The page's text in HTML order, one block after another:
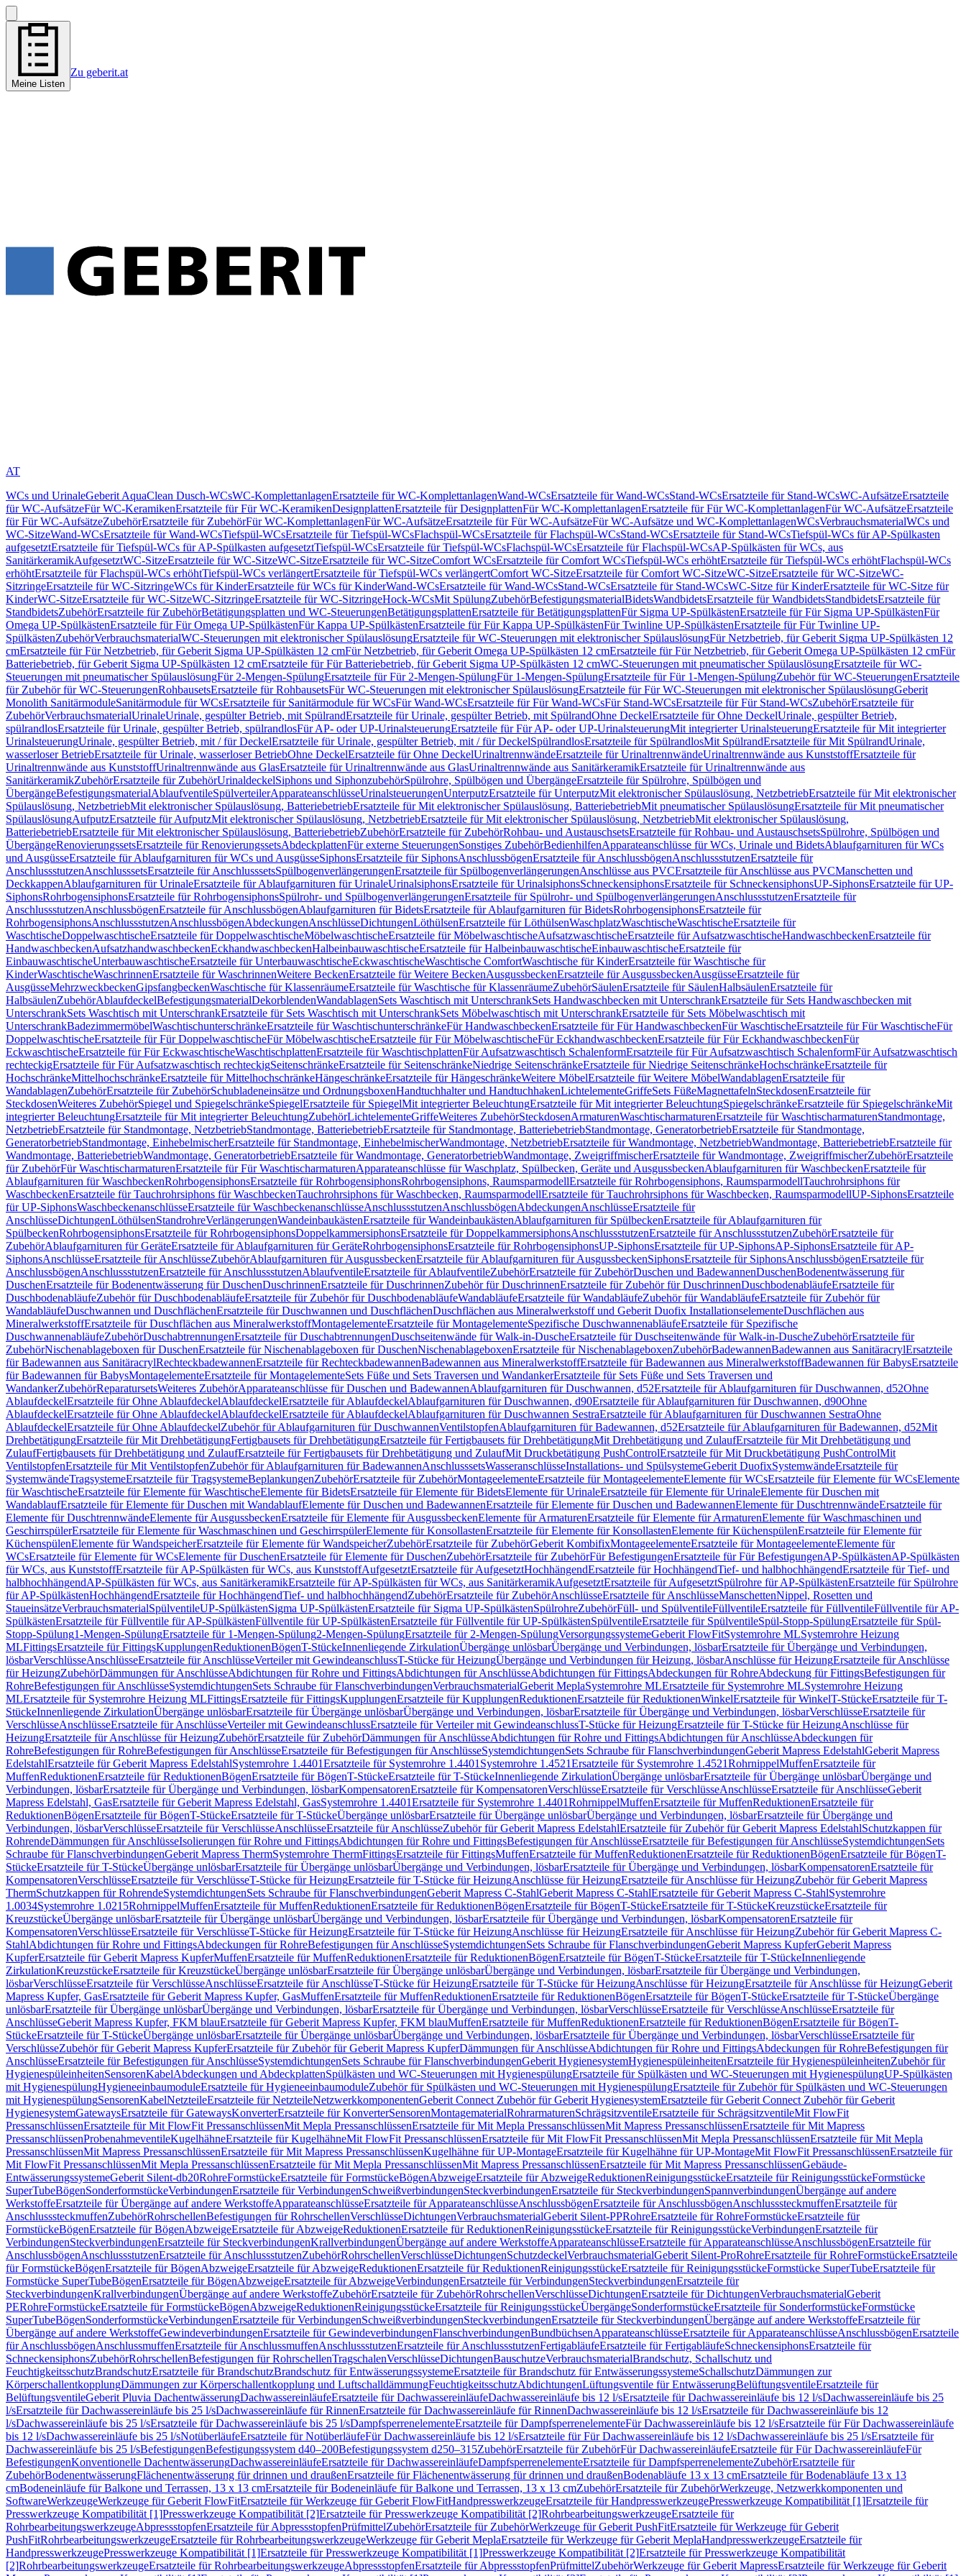
Meine Listen
Zu geberit.at
AT
WCs und UrinaleGeberit AquaClean Dusch-WCsWC-KomplettanlagenErsatzteile für WC-KomplettanlagenWand-WCsErsatzteile für Wand-WCsStand-WCsErsatzteile für Stand-WCsWC-AufsätzeErsatzteile
für WC-AufsätzeFür WC-KeramikenErsatzteile für Für WC-KeramikenDesignplattenErsatzteile für DesignplattenFür WC-KomplettanlagenErsatzteile für Für WC-KomplettanlagenFür WC-AufsätzeErsatzteile
für Für WC-AufsätzeZubehörErsatzteile für ZubehörFür WC-KomplettanlagenFür WC-AufsätzeErsatzteile für Für WC-AufsätzeFür WC-Aufsätze und WC-KomplettanlagenWCsVerbrauchsmaterialWCs und
WC-SitzeWand-WCsErsatzteile für Wand-WCsTiefspül-WCsErsatzteile für Tiefspül-WCsFlachspül-WCsErsatzteile für Flachspül-WCsStand-WCsErsatzteile für Stand-WCsTiefspül-WCs für AP-Spülkasten
aufgesetztErsatzteile für Tiefspül-WCs für AP-Spülkasten aufgesetztTiefspül-WCsErsatzteile für Tiefspül-WCsFlachspül-WCsErsatzteile für Flachspül-WCsAP-Spülkästen für WCs, aus
SanitärkeramikAufgesetztWC-SitzeErsatzteile für WC-SitzeWC-SitzeErsatzteile für WC-SitzeComfort WCsErsatzteile für Comfort WCsTiefspül-WCs erhöhtErsatzteile für Tiefspül-WCs erhöhtFlachspül-WCs
erhöhtErsatzteile für Flachspül-WCs erhöhtTiefspül-WCs verlängertErsatzteile für Tiefspül-WCs verlängertComfort WC-SitzeErsatzteile für Comfort WC-SitzeWC-SitzeErsatzteile für WC-SitzeWC-
SitzringeErsatzteile für WC-SitzringeWCs für KinderErsatzteile für WCs für KinderWand-WCsErsatzteile für Wand-WCsStand-WCsErsatzteile für Stand-WCsWC-Sitze für KinderErsatzteile für WC-Sitze für
KinderWC-SitzeErsatzteile für WC-SitzeWC-SitzringeErsatzteile für WC-SitzringeHock-WCsMit SpülungZubehörBefestigungsmaterialBidetsWandbidetsErsatzteile für WandbidetsStandbidetsErsatzteile für
StandbidetsZubehörErsatzteile für ZubehörBetätigungsplatten und WC-SteuerungenBetätigungsplattenErsatzteile für BetätigungsplattenFür Sigma UP-SpülkästenErsatzteile für Für Sigma UP-SpülkästenFür
Omega UP-SpülkästenErsatzteile für Für Omega UP-SpülkästenFür Kappa UP-SpülkästenErsatzteile für Für Kappa UP-SpülkästenFür Twinline UP-SpülkästenErsatzteile für Für Twinline UP-
SpülkästenZubehörVerbrauchsmaterialWC-Steuerungen mit elektronischer SpülauslösungErsatzteile für WC-Steuerungen mit elektronischer SpülauslösungFür Netzbetrieb, für Geberit Sigma UP-Spülkästen 12
cmErsatzteile für Für Netzbetrieb, für Geberit Sigma UP-Spülkästen 12 cmFür Netzbetrieb, für Geberit Omega UP-Spülkästen 12 cmErsatzteile für Für Netzbetrieb, für Geberit Omega UP-Spülkästen 12 cmFür
Batteriebetrieb, für Geberit Sigma UP-Spülkästen 12 cmErsatzteile für Für Batteriebetrieb, für Geberit Sigma UP-Spülkästen 12 cmWC-Steuerungen mit pneumatischer SpülauslösungErsatzteile für WC-
Steuerungen mit pneumatischer SpülauslösungFür 2-Mengen-SpülungErsatzteile für Für 2-Mengen-SpülungFür 1-Mengen-SpülungErsatzteile für Für 1-Mengen-SpülungZubehör für WC-SteuerungenErsatzteile
für Zubehör für WC-SteuerungenRohbausetsErsatzteile für RohbausetsFür WC-Steuerungen mit elektronischer SpülauslösungErsatzteile für Für WC-Steuerungen mit elektronischer SpülauslösungGeberit
Monolith SanitärmoduleSanitärmodule für WCsErsatzteile für Sanitärmodule für WCsFür Wand-WCsErsatzteile für Für Wand-WCsFür Stand-WCsErsatzteile für Für Stand-WCsZubehörErsatzteile für
ZubehörVerbrauchsmaterialUrinaleUrinale, gespülter Betrieb, mit SpülrandErsatzteile für Urinale, gespülter Betrieb, mit SpülrandOhne DeckelErsatzteile für Ohne DeckelUrinale, gespülter Betrieb,
spülrandlosErsatzteile für Urinale, gespülter Betrieb, spülrandlosFür AP- oder UP-UrinalsteuerungErsatzteile für Für AP- oder UP-UrinalsteuerungMit integrierter UrinalsteuerungErsatzteile für Mit integrierter
UrinalsteuerungUrinale, gespülter Betrieb, mit / für DeckelErsatzteile für Urinale, gespülter Betrieb, mit / für DeckelSpülrandlosErsatzteile für SpülrandlosMit SpülrandErsatzteile für Mit SpülrandUrinale,
wasserloser BetriebErsatzteile für Urinale, wasserloser BetriebOhne DeckelErsatzteile für Ohne DeckelUrinaltrennwändeErsatzteile für UrinaltrennwändeUrinaltrennwände aus KunststoffErsatzteile für
Urinaltrennwände aus KunststoffUrinaltrennwände aus GlasErsatzteile für Urinaltrennwände aus GlasUrinaltrennwände aus SanitärkeramikErsatzteile für Urinaltrennwände aus
SanitärkeramikZubehörErsatzteile für ZubehörUrinaldeckelSiphons und SiphonzubehörSpülrohre, Spülbögen und ÜbergängeErsatzteile für Spülrohre, Spülbögen und
ÜbergängeBefestigungsmaterialAblaufventileSpülverteilerApparateanschlüsseUrinalsteuerungenUnterputzErsatzteile für UnterputzMit elektronischer Spülauslösung, NetzbetriebErsatzteile für Mit elektronischer
Spülauslösung, NetzbetriebMit elektronischer Spülauslösung, BatteriebetriebErsatzteile für Mit elektronischer Spülauslösung, BatteriebetriebMit pneumatischer SpülauslösungErsatzteile für Mit pneumatischer
SpülauslösungAufputzErsatzteile für AufputzMit elektronischer Spülauslösung, NetzbetriebErsatzteile für Mit elektronischer Spülauslösung, NetzbetriebMit elektronischer Spülauslösung,
BatteriebetriebErsatzteile für Mit elektronischer Spülauslösung, BatteriebetriebZubehörErsatzteile für ZubehörRohbau- und AustauschsetsErsatzteile für Rohbau- und AustauschsetsSpülrohre, Spülbögen und
ÜbergängeRenovierungssetsErsatzteile für RenovierungssetsAbdeckplattenFür externe SteuerungenSonstiges ZubehörBedienhilfenApparateanschlüsse für WCs, Urinale und BidetsAblaufgarnituren für WCs
und AusgüsseErsatzteile für Ablaufgarnituren für WCs und AusgüsseSiphonsErsatzteile für SiphonsAnschlussbögenErsatzteile für AnschlussbögenAnschlussstutzenErsatzteile für
AnschlussstutzenAnschlusssetsErsatzteile für AnschlusssetsSpülbogenverlängerungenErsatzteile für SpülbogenverlängerungenAnschlüsse aus PVCErsatzteile für Anschlüsse aus PVCManschetten und
DeckkappenAblaufgarnituren für UrinaleErsatzteile für Ablaufgarnituren für UrinaleUrinalsiphonsErsatzteile für UrinalsiphonsSchneckensiphonsErsatzteile für SchneckensiphonsUP-SiphonsErsatzteile für UP-
SiphonsRohrbogensiphonsErsatzteile für RohrbogensiphonsSpülrohr- und SpülbogenverlängerungenErsatzteile für Spülrohr- und SpülbogenverlängerungenAnschlussstutzenErsatzteile für
AnschlussstutzenAnschlussbögenErsatzteile für AnschlussbögenAblaufgarnituren für BidetsErsatzteile für Ablaufgarnituren für BidetsRohrbogensiphonsErsatzteile für
RohrbogensiphonsAnschlussstutzenAnschlussbögenAbdeckungenAnschlüsseDichtungenLöthülsenErsatzteile für LöthülsenWaschplatzWaschtischeWaschtischeErsatzteile für
WaschtischeDoppelwaschtischeErsatzteile für DoppelwaschtischeMöbelwaschtischeErsatzteile für MöbelwaschtischeAufsatzwaschtischeErsatzteile für AufsatzwaschtischeHandwaschbeckenErsatzteile für
HandwaschbeckenAufsatzhandwaschbeckenEckhandwaschbeckenHalbeinbauwaschtischeErsatzteile für HalbeinbauwaschtischeEinbauwaschtischeErsatzteile für
EinbauwaschtischeUnterbauwaschtischeErsatzteile für UnterbauwaschtischeEckwaschtischeWaschtische ComfortWaschtische für KinderErsatzteile für Waschtische für
KinderWaschtischeWaschrinnenErsatzteile für WaschrinnenWeitere BeckenErsatzteile für Weitere BeckenAusgussbeckenErsatzteile für AusgussbeckenAusgüsseErsatzteile für
AusgüsseMehrzweckbeckenGipsfangbeckenWaschtische für KlassenräumeErsatzteile für Waschtische für KlassenräumeZubehörSäulenErsatzteile für SäulenHalbsäulenErsatzteile für
HalbsäulenZubehörAblaufdeckelBefestigungsmaterialDekorblendenWandablagenSets Waschtisch mit UnterschrankSets Handwaschbecken mit UnterschrankErsatzteile für Sets Handwaschbecken mit
UnterschrankSets Waschtisch mit UnterschrankErsatzteile für Sets Waschtisch mit UnterschrankSets Möbelwaschtisch mit UnterschrankErsatzteile für Sets Möbelwaschtisch mit
UnterschrankBadezimmermöbelWaschtischunterschränkeErsatzteile für WaschtischunterschränkeFür HandwaschbeckenErsatzteile für Für HandwaschbeckenFür WaschtischeErsatzteile für Für WaschtischeFür
DoppelwaschtischeErsatzteile für Für DoppelwaschtischeFür MöbelwaschtischeErsatzteile für Für MöbelwaschtischeFür EckhandwaschbeckenErsatzteile für Für EckhandwaschbeckenFür
EckwaschtischeErsatzteile für Für EckwaschtischeWaschtischplattenErsatzteile für WaschtischplattenFür Aufsatzwaschtisch SchalenformErsatzteile für Für Aufsatzwaschtisch SchalenformFür Aufsatzwaschtisch
rechteckigErsatzteile für Für Aufsatzwaschtisch rechteckigSeitenschränkeErsatzteile für SeitenschränkeNiedrige SeitenschränkeErsatzteile für Niedrige SeitenschränkeHochschränkeErsatzteile für
HochschränkeMittelhochschränkeErsatzteile für MittelhochschränkeHängeschränkeErsatzteile für HängeschränkeWeitere MöbelErsatzteile für Weitere MöbelWandablagenErsatzteile für
WandablagenZubehörErsatzteile für ZubehörSchubladeneinsätze und OrdnungsboxenHandtuchhalter und HandtuchhakenLichtelementeGriffeSets FüßeMagnettafelnSteckdosenErsatzteile für
SteckdosenWeiteres ZubehörSpiegel und SpiegelschränkeSpiegelErsatzteile für SpiegelMit integrierter BeleuchtungErsatzteile für Mit integrierter BeleuchtungSpiegelschränkeErsatzteile für SpiegelschränkeMit
integrierter BeleuchtungErsatzteile für Mit integrierter BeleuchtungZubehörLichtelementeGriffeWeiteres ZubehörSteckdosenArmaturenWaschtischarmaturenErsatzteile für WaschtischarmaturenStandmontage,
NetzbetriebErsatzteile für Standmontage, NetzbetriebStandmontage, BatteriebetriebErsatzteile für Standmontage, BatteriebetriebStandmontage, GeneratorbetriebErsatzteile für Standmontage,
GeneratorbetriebStandmontage, EinhebelmischerErsatzteile für Standmontage, EinhebelmischerWandmontage, NetzbetriebErsatzteile für Wandmontage, NetzbetriebWandmontage, BatteriebetriebErsatzteile für
Wandmontage, BatteriebetriebWandmontage, GeneratorbetriebErsatzteile für Wandmontage, GeneratorbetriebWandmontage, ZweigriffmischerErsatzteile für Wandmontage, ZweigriffmischerZubehörErsatzteile
für ZubehörFür WaschtischarmaturenErsatzteile für Für WaschtischarmaturenApparateanschlüsse für Waschplatz, Spülbecken, Geräte und AusgussbeckenAblaufgarnituren für WaschbeckenErsatzteile für
Ablaufgarnituren für WaschbeckenRohrbogensiphonsErsatzteile für RohrbogensiphonsRohrbogensiphons, RaumsparmodellErsatzteile für Rohrbogensiphons, RaumsparmodellTauchrohrsiphons für
WaschbeckenErsatzteile für Tauchrohrsiphons für WaschbeckenTauchrohrsiphons für Waschbecken, RaumsparmodellErsatzteile für Tauchrohrsiphons für Waschbecken, RaumsparmodellUP-SiphonsErsatzteile
für UP-SiphonsWaschbeckenanschlüsseErsatzteile für WaschbeckenanschlüsseAnschlussstutzenAnschlussbögenAbdeckungenAnschlüsseErsatzteile für
AnschlüsseDichtungenLöthülsenStandrohreVerlängerungenWandeinbaukästenErsatzteile für WandeinbaukästenAblaufgarnituren für SpülbeckenErsatzteile für Ablaufgarnituren für
SpülbeckenRohrbogensiphonsErsatzteile für RohrbogensiphonsDoppelkammersiphonsErsatzteile für DoppelkammersiphonsAnschlussstutzenErsatzteile für AnschlussstutzenZubehörErsatzteile für
ZubehörAblaufgarnituren für GeräteErsatzteile für Ablaufgarnituren für GeräteRohrbogensiphonsErsatzteile für RohrbogensiphonsUP-SiphonsErsatzteile für UP-SiphonsAP-SiphonsErsatzteile für AP-
SiphonsAnschlüsseErsatzteile für AnschlüsseZubehörAblaufgarnituren für AusgussbeckenErsatzteile für Ablaufgarnituren für AusgussbeckenSiphonsErsatzteile für SiphonsAnschlussbögenErsatzteile für
AnschlussbögenAnschlussstutzenErsatzteile für AnschlussstutzenAblaufventileErsatzteile für AblaufventileZubehörErsatzteile für ZubehörDuschen und BadewannenDuschenBodenentwässerung für
DuschenErsatzteile für Bodenentwässerung für DuschenDuschrinnenErsatzteile für DuschrinnenZubehör für DuschrinnenErsatzteile für Zubehör für DuschrinnenDuschbodenabläufeErsatzteile für
DuschbodenabläufeZubehör für DuschbodenabläufeErsatzteile für Zubehör für DuschbodenabläufeWandabläufeErsatzteile für WandabläufeZubehör für WandabläufeErsatzteile für Zubehör für
WandabläufeDuschwannen und DuschflächenErsatzteile für Duschwannen und DuschflächenDuschflächen aus Mineralwerkstoff und Geberit Duofix InstallationselementeDuschflächen aus
MineralwerkstoffErsatzteile für Duschflächen aus MineralwerkstoffMontagelementeErsatzteile für MontagelementeSpezifische DuschwannenabläufeErsatzteile für Spezifische
DuschwannenabläufeZubehörDuschabtrennungenErsatzteile für DuschabtrennungenDuschseitenwände für Walk-in-DuscheErsatzteile für Duschseitenwände für Walk-in-DuscheZubehörErsatzteile für
ZubehörNischenablageboxen für DuschenErsatzteile für Nischenablageboxen für DuschenNischenablageboxenErsatzteile für NischenablageboxenZubehörBadewannenBadewannen aus SanitäracrylErsatzteile
für Badewannen aus SanitäracrylRechteckbadewannenErsatzteile für RechteckbadewannenBadewannen aus MineralwerkstoffErsatzteile für Badewannen aus MineralwerkstoffBadewannen für BabysErsatzteile
für Badewannen für BabysMontagelementeErsatzteile für MontagelementeSets Füße und Sets Traversen und WandankerErsatzteile für Sets Füße und Sets Traversen und
WandankerZubehörReparatursetsWeiteres ZubehörApparateanschlüsse für Duschen und BadewannenAblaufgarnituren für Duschwannen, d52Ersatzteile für Ablaufgarnituren für Duschwannen, d52Ohne
AblaufdeckelErsatzteile für Ohne AblaufdeckelAblaufdeckelErsatzteile für AblaufdeckelAblaufgarnituren für Duschwannen, d90Ersatzteile für Ablaufgarnituren für Duschwannen, d90Ohne
AblaufdeckelErsatzteile für Ohne AblaufdeckelAblaufdeckelErsatzteile für AblaufdeckelAblaufgarnituren für Duschwannen SestraErsatzteile für Ablaufgarnituren für Duschwannen SestraOhne
AblaufdeckelErsatzteile für Ohne AblaufdeckelZubehör für Ablaufgarnituren für DuschwannenVentilstopfenAblaufgarnituren für Badewannen, d52Ersatzteile für Ablaufgarnituren für Badewannen, d52Mit
DrehbetätigungErsatzteile für Mit DrehbetätigungFertigbausets für DrehbetätigungErsatzteile für Fertigbausets für DrehbetätigungMit Drehbetätigung und ZulaufErsatzteile für Mit Drehbetätigung und
ZulaufFertigbausets für Drehbetätigung und ZulaufErsatzteile für Fertigbausets für Drehbetätigung und ZulaufMit Druckbetätigung PushControlErsatzteile für Mit Druckbetätigung PushControlMit
VentilstopfenErsatzteile für Mit VentilstopfenZubehör für Ablaufgarnituren für BadewannenAnschlusssetsWasseranschlüsseInstallations- und SpülsystemeGeberit DuofixSystemwändeErsatzteile für
SystemwändeTragsystemeErsatzteile für TragsystemeBeplankungenZubehörErsatzteile für ZubehörMontageelementeErsatzteile für MontageelementeElemente für WCsErsatzteile für Elemente für WCsElemente
für WaschtischeErsatzteile für Elemente für WaschtischeElemente für BidetsErsatzteile für Elemente für BidetsElemente für UrinaleErsatzteile für Elemente für UrinaleElemente für Duschen mit
WandablaufErsatzteile für Elemente für Duschen mit WandablaufElemente für Duschen und BadewannenErsatzteile für Elemente für Duschen und BadewannenElemente für DuschtrennwändeErsatzteile für
Elemente für DuschtrennwändeElemente für AusgussbeckenErsatzteile für Elemente für AusgussbeckenElemente für ArmaturenErsatzteile für Elemente für ArmaturenElemente für Waschmaschinen und
GeschirrspülerErsatzteile für Elemente für Waschmaschinen und GeschirrspülerElemente für KonsollastenErsatzteile für Elemente für KonsollastenElemente für KüchenspülenErsatzteile für Elemente für
KüchenspülenElemente für WandspeicherErsatzteile für Elemente für WandspeicherZubehörErsatzteile für ZubehörGeberit KombifixMontageelementeErsatzteile für MontageelementeElemente für
WCsErsatzteile für Elemente für WCsElemente für DuschenErsatzteile für Elemente für DuschenZubehörErsatzteile für ZubehörFür BefestigungenErsatzteile für Für BefestigungenAP-SpülkästenAP-Spülkästen
für WCs, aus KunststoffErsatzteile für AP-Spülkästen für WCs, aus KunststoffAufgesetztErsatzteile für AufgesetztHochhängendErsatzteile für HochhängendTief- und halbhochhängendErsatzteile für Tief- und
halbhochhängendAP-Spülkästen für WCs, aus SanitärkeramikErsatzteile für AP-Spülkästen für WCs, aus SanitärkeramikAufgesetztErsatzteile für AufgesetztSpülrohre für AP-SpülkästenErsatzteile für Spülrohre
für AP-SpülkästenHochhängendErsatzteile für HochhängendTief- und halbhochhängendZubehörErsatzteile für ZubehörAnschlüsseErsatzteile für AnschlüsseManschettenNippel, Rosetten und
StaueinsätzeVerbrauchsmaterialSpülventileUP-SpülkästenSigma UP-SpülkästenErsatzteile für Sigma UP-SpülkästenSpülrohreZubehörFüll- und SpülventileFüllventileErsatzteile für FüllventileFüllventile für AP-
SpülkästenErsatzteile für Füllventile für AP-SpülkästenFüllventile für UP-SpülkästenErsatzteile für Füllventile für UP-SpülkästenSpülventileErsatzteile für SpülventileSpül-Stopp-SpülungErsatzteile für Spül-
Stopp-Spülung1-Mengen-SpülungErsatzteile für 1-Mengen-Spülung2-Mengen-SpülungErsatzteile für 2-Mengen-SpülungVersorgungssystemeGeberit FlowFitSystemrohre MLSystemrohre Heizung
MLFittingsErsatzteile für FittingsKupplungenReduktionenBögenT-StückeInnenliegende ZirkulationÜbergänge unlösbarÜbergänge und Verbindungen, lösbarErsatzteile für Übergänge und Verbindungen,
lösbarVerschlüsseAnschlüsseErsatzteile für AnschlüsseVerteiler mit GewindeanschlussT-Stücke für HeizungÜbergänge und Verbindungen für Heizung, lösbarAnschlüsse für HeizungErsatzteile für Anschlüsse
für HeizungZubehörDämmungen für AnschlüsseAbdichtungen für Rohre und FittingsAbdichtungen für AnschlüsseAbdichtungen für FittingsAbdeckungen für RohreAbdeckung für FittingsBefestigungen für
RohreBefestigungen für AnschlüsseSystemdichtungenSets Schraube für FlanschverbindungenVerbrauchsmaterialGeberit MeplaSystemrohre MLErsatzteile für Systemrohre MLSystemrohre Heizung
MLErsatzteile für Systemrohre Heizung MLFittingsErsatzteile für FittingsKupplungenErsatzteile für KupplungenReduktionenErsatzteile für ReduktionenWinkelErsatzteile für WinkelT-StückeErsatzteile für T-
StückeInnenliegende ZirkulationÜbergänge unlösbarErsatzteile für Übergänge unlösbarÜbergänge und Verbindungen, lösbarErsatzteile für Übergänge und Verbindungen, lösbarVerschlüsseErsatzteile für
VerschlüsseAnschlüsseErsatzteile für AnschlüsseVerteiler mit GewindeanschlussErsatzteile für Verteiler mit GewindeanschlussT-Stücke für HeizungErsatzteile für T-Stücke für HeizungAnschlüsse für
HeizungErsatzteile für Anschlüsse für HeizungZubehörErsatzteile für ZubehörDämmungen für AnschlüsseAbdichtungen für Rohre und FittingsAbdichtungen für AnschlüsseAbdeckungen für
RohreBefestigungen für RohreBefestigungen für AnschlüsseErsatzteile für Befestigungen für AnschlüsseSystemdichtungenSets Schraube für FlanschverbindungenGeberit Mapress EdelstahlGeberit Mapress
EdelstahlErsatzteile für Geberit Mapress EdelstahlSystemrohre 1.4401Ersatzteile für Systemrohre 1.4401 Systemrohre 1.4521Ersatzteile für Systemrohre 1.4521RohrnippelMuffenErsatzteile für
MuffenReduktionenErsatzteile für ReduktionenBögenErsatzteile für BögenT-StückeErsatzteile für T-StückeInnenliegende ZirkulationÜbergänge unlösbarErsatzteile für Übergänge unlösbarÜbergänge und
Verbindungen, lösbarErsatzteile für Übergänge und Verbindungen, lösbarKompensatorenErsatzteile für KompensatorenVerschlüsseErsatzteile für VerschlüsseAnschlüsseErsatzteile für AnschlüsseGeberit
Mapress Edelstahl, GasErsatzteile für Geberit Mapress Edelstahl, GasSystemrohre 1.4401Ersatzteile für Systemrohre 1.4401RohrnippelMuffenErsatzteile für MuffenReduktionenErsatzteile für
ReduktionenBögenErsatzteile für BögenT-StückeErsatzteile für T-StückeÜbergänge unlösbarErsatzteile für Übergänge unlösbarÜbergänge und Verbindungen, lösbarErsatzteile für Übergänge und
Verbindungen, lösbarVerschlüsseErsatzteile für VerschlüsseAnschlüsseErsatzteile für AnschlüsseZubehör für Geberit Mapress EdelstahlErsatzteile für Zubehör für Geberit Mapress EdelstahlSchutzkappen für
RohrendeDämmungen für AnschlüsseIsolierungen für Rohre und FittingsAbdichtungen für Rohre und FittingsBefestigungen für AnschlüsseErsatzteile für Befestigungen für AnschlüsseSystemdichtungenSets
Schraube für FlanschverbindungenGeberit Mapress ThermSystemrohre ThermFittingsErsatzteile für FittingsMuffenErsatzteile für MuffenReduktionenErsatzteile für ReduktionenBögenErsatzteile für BögenT-
StückeErsatzteile für T-StückeÜbergänge unlösbarErsatzteile für Übergänge unlösbarÜbergänge und Verbindungen, lösbarErsatzteile für Übergänge und Verbindungen, lösbarKompensatorenErsatzteile für
KompensatorenVerschlüsseErsatzteile für VerschlüsseT-Stücke für HeizungErsatzteile für T-Stücke für HeizungAnschlüsse für HeizungErsatzteile für Anschlüsse für HeizungZubehör für Geberit Mapress
ThermSchutzkappen für RohrendeSystemdichtungenSets Schraube für FlanschverbindungenGeberit Mapress C-StahlGeberit Mapress C-StahlErsatzteile für Geberit Mapress C-StahlSystemrohre
1.0034Systemrohre 1.0215RohrnippelMuffenErsatzteile für MuffenReduktionenErsatzteile für ReduktionenBögenErsatzteile für BögenT-StückeErsatzteile für T-StückeKreuzstückeErsatzteile für
KreuzstückeÜbergänge unlösbarErsatzteile für Übergänge unlösbarÜbergänge und Verbindungen, lösbarErsatzteile für Übergänge und Verbindungen, lösbarKompensatorenErsatzteile für
KompensatorenVerschlüsseErsatzteile für VerschlüsseT-Stücke für HeizungErsatzteile für T-Stücke für HeizungAnschlüsse für HeizungErsatzteile für Anschlüsse für HeizungZubehör für Geberit Mapress C-
StahlAbdichtungen für Rohre und FittingsAbdeckungen für RohreBefestigungen für AnschlüsseSystemdichtungenSets Schraube für FlanschverbindungenGeberit Mapress KupferGeberit Mapress
KupferErsatzteile für Geberit Mapress KupferMuffenErsatzteile für MuffenReduktionenErsatzteile für ReduktionenBögenErsatzteile für BögenT-StückeErsatzteile für T-StückeInnenliegende
ZirkulationKreuzstückeErsatzteile für KreuzstückeÜbergänge unlösbarErsatzteile für Übergänge unlösbarÜbergänge und Verbindungen, lösbarErsatzteile für Übergänge und Verbindungen,
lösbarVerschlüsseErsatzteile für VerschlüsseAnschlüsseErsatzteile für AnschlüsseT-Stücke für HeizungErsatzteile für T-Stücke für HeizungAnschlüsse für HeizungErsatzteile für Anschlüsse für HeizungGeberit
Mapress Kupfer, GasErsatzteile für Geberit Mapress Kupfer, GasMuffenErsatzteile für MuffenReduktionenErsatzteile für ReduktionenBögenErsatzteile für BögenT-StückeErsatzteile für T-StückeÜbergänge
unlösbarErsatzteile für Übergänge unlösbarÜbergänge und Verbindungen, lösbarErsatzteile für Übergänge und Verbindungen, lösbarVerschlüsseErsatzteile für VerschlüsseAnschlüsseErsatzteile für
AnschlüsseGeberit Mapress Kupfer, FKM blauErsatzteile für Geberit Mapress Kupfer, FKM blauMuffenErsatzteile für MuffenReduktionenErsatzteile für ReduktionenBögenErsatzteile für BögenT-
StückeErsatzteile für T-StückeÜbergänge unlösbarErsatzteile für Übergänge unlösbarÜbergänge und Verbindungen, lösbarErsatzteile für Übergänge und Verbindungen, lösbarVerschlüsseErsatzteile für
VerschlüsseZubehör für Geberit Mapress KupferErsatzteile für Zubehör für Geberit Mapress KupferDämmungen für AnschlüsseAbdichtungen für Rohre und FittingsAbdeckungen für RohreBefestigungen für
AnschlüsseErsatzteile für Befestigungen für AnschlüsseSystemdichtungenSets Schraube für FlanschverbindungenGeberit HygienesystemHygienespüleinheitenErsatzteile für HygienespüleinheitenZubehör für
HygienespüleinheitenSensorenKabelAbdeckungen und AbdeckplattenSpülkästen und WC-Steuerungen mit HygienespülungErsatzteile für Spülkästen und WC-Steuerungen mit HygienespülungUP-Spülkästen
mit HygienespülungHygieneeinbaumoduleErsatzteile für HygieneeinbaumoduleZubehör für Spülkästen und WC-Steuerungen mit HygienespülungErsatzteile für Zubehör für Spülkästen und WC-Steuerungen
mit HygienespülungSensorenKabelNetzteileErsatzteile für NetzteileNetzwerkkomponentenGeberit Connect Zubehör für Geberit HygienesystemErsatzteile für Geberit Connect Zubehör für Geberit
HygienesystemGatewaysErsatzteile für GatewaysKonverterErsatzteile für KonverterSensorenMontagematerialRohrarmaturenSchrägsitzventileErsatzteile für SchrägsitzventileMit FlowFit
PressanschlüssenErsatzteile für Mit FlowFit PressanschlüssenMit Mepla PressanschlüssenErsatzteile für Mit Mepla PressanschlüssenMit Mapress PressanschlüssenErsatzteile für Mit Mapress
PressanschlüssenProbenahmeventileKugelhähneErsatzteile für KugelhähneMit FlowFit PressanschlüssenErsatzteile für Mit FlowFit PressanschlüssenMit Mepla PressanschlüssenErsatzteile für Mit Mepla
PressanschlüssenMit Mapress PressanschlüssenErsatzteile für Mit Mapress PressanschlüssenKugelhähne für UP-MontageErsatzteile für Kugelhähne für UP-MontageMit FlowFit PressanschlüssenErsatzteile für
Mit FlowFit PressanschlüssenMit Mepla PressanschlüssenErsatzteile für Mit Mepla PressanschlüssenMit Mapress PressanschlüssenErsatzteile für Mit Mapress PressanschlüssenGebäude-
EntwässerungssystemeGeberit Silent-db20RohreFormstückeErsatzteile für FormstückeBögenAbzweigeErsatzteile für AbzweigeReduktionenReinigungsstückeErsatzteile für ReinigungsstückeFormstücke
SuperTubeBögenSonderformstückeVerbindungenErsatzteile für VerbindungenSchweißverbindungenSteckverbindungenErsatzteile für SteckverbindungenSpannverbindungenÜbergänge auf andere
WerkstoffeErsatzteile für Übergänge auf andere WerkstoffeApparateanschlüsseErsatzteile für ApparateanschlüsseAnschlussbögenErsatzteile für AnschlussbögenAnschlusssteckmuffenErsatzteile für
AnschlusssteckmuffenZubehörRohrschellenBefestigungen für RohrschellenVerschlüsseDichtungenVerbrauchsmaterialGeberit Silent-PPRohreErsatzteile für RohreFormstückeErsatzteile für
FormstückeBögenErsatzteile für BögenAbzweigeErsatzteile für AbzweigeReduktionenErsatzteile für ReduktionenReinigungsstückeErsatzteile für ReinigungsstückeVerbindungenErsatzteile für
VerbindungenSteckverbindungenErsatzteile für SteckverbindungenKrallverbindungenÜbergänge auf andere WerkstoffeApparateanschlüsseErsatzteile für ApparateanschlüsseAnschlussbögenErsatzteile für
AnschlussbögenAnschlussstutzenErsatzteile für AnschlussstutzenZubehörRohrschellenVerschlüsseDichtungenSchutzdeckelVerbrauchsmaterialGeberit Silent-ProRohreErsatzteile für RohreFormstückeErsatzteile
für FormstückeBögenErsatzteile für BögenAbzweigeErsatzteile für AbzweigeReduktionenErsatzteile für ReduktionenReinigungsstückeErsatzteile für ReinigungsstückeFormstücke SuperTubeErsatzteile für
Formstücke SuperTubeBögenErsatzteile für BögenAbzweigeErsatzteile für AbzweigeVerbindungenErsatzteile für VerbindungenSteckverbindungenErsatzteile für
SteckverbindungenKrallverbindungenÜbergänge auf andere WerkstoffeZubehörErsatzteile für ZubehörRohrschellenVerschlüsseDichtungenErsatzteile für DichtungenVerbrauchsmaterialGeberit
PERohreFormstückeErsatzteile für FormstückeBögenAbzweigeReduktionenReinigungsstückeErsatzteile für ReinigungsstückeÜbergängeSonderformstückeErsatzteile für SonderformstückeFormstücke
SuperTubeBögenSonderformstückeVerbindungenErsatzteile für VerbindungenSchweißverbindungenSteckverbindungenErsatzteile für SteckverbindungenÜbergänge auf andere WerkstoffeErsatzteile für
Übergänge auf andere WerkstoffeGewindeverbindungenErsatzteile für GewindeverbindungenFlanschverbindungenBundbüchsenApparateanschlüsseErsatzteile für ApparateanschlüsseAnschlussbögenErsatzteile
für AnschlussbögenAnschlussmuffenErsatzteile für AnschlussmuffenAnschlussstutzenErsatzteile für AnschlussstutzenFertigabläufeErsatzteile für FertigabläufeSchneckensiphonsErsatzteile für
SchneckensiphonsZubehörRohrschellenBefestigungen für RohrschellenTragschalenVerschlüsseDichtungenBauschutzeVerbrauchsmaterialBrandschutz, Schallschutz und
FeuchtigkeitsschutzBrandschutzErsatzteile für BrandschutzBrandschutz für EntwässerungssystemeErsatzteile für Brandschutz für EntwässerungssystemeSchallschutzDämmungen zur
KörperschallentkopplungDämmungen zur Körperschallentkopplung und LuftschalldämmungFeuchtigkeitsschutzAbdichtungenLüftungsventile für EntwässerungBelüftungsventileErsatzteile für
BelüftungsventileGeberit Pluvia DachentwässerungDachwassereinläufeErsatzteile für DachwassereinläufeDachwassereinläufe bis 12 l/sErsatzteile für Dachwassereinläufe bis 12 l/sDachwassereinläufe bis 25
l/sErsatzteile für Dachwassereinläufe bis 25 l/sDachwassereinläufe für RinnenErsatzteile für Dachwassereinläufe für RinnenDachwassereinläufe bis 12 l/sErsatzteile für Dachwassereinläufe bis 12
l/sDachwassereinläufe bis 25 l/sErsatzteile für Dachwassereinläufe bis 25 l/sDampfsperrenelementeErsatzteile für DampfsperrenelementeFür Dachwassereinläufe bis 12 l/sErsatzteile für Für Dachwassereinläufe
bis 12 l/sDachwassereinläufe bis 25 l/sNotüberläufeErsatzteile für NotüberläufeFür Dachwassereinläufe bis 12 l/sErsatzteile für Für Dachwassereinläufe bis 12 l/sDachwassereinläufe bis 25 l/sErsatzteile für
Dachwassereinläufe bis 25 l/sBefestigungenBefestigungssystem d40–200Befestigungssystem d250–315ZubehörErsatzteile für ZubehörFür DachwassereinläufeErsatzteile für Für DachwassereinläufeFür
BefestigungenKonventionelle DachentwässerungDachwassereinläufeErsatzteile für DachwassereinläufeDampfsperrenelementeErsatzteile für DampfsperrenelementeZubehörErsatzteile für
ZubehörBodenentwässerungFlächenentwässerung für drinnen und draußenErsatzteile für Flächenentwässerung für drinnen und draußenBodenabläufe 13 x 13 cmErsatzteile für Bodenabläufe 13 x 13
cmBodeneinläufe für Balkone und Terrassen, 13 x 13 cmErsatzteile für Bodeneinläufe für Balkone und Terrassen, 13 x 13 cmZubehörErsatzteile für ZubehörWerkzeuge, Netzwerkkomponenten und
SoftwareWerkzeugeWerkzeuge für Geberit FlowFitErsatzteile für Werkzeuge für Geberit FlowFitHandpresswerkzeugeErsatzteile für HandpresswerkzeugePresswerkzeuge Kompatibilität [1]Ersatzteile für
Presswerkzeuge Kompatibilität [1]Presswerkzeuge Kompatibilität [2]Ersatzteile für Presswerkzeuge Kompatibilität [2]RohrbearbeitungswerkzeugeErsatzteile für
RohrbearbeitungswerkzeugeAbpressstopfenErsatzteile für AbpressstopfenPrüfmittelZubehörErsatzteile für ZubehörWerkzeuge für Geberit PushFitErsatzteile für Werkzeuge für Geberit
PushFitRohrbearbeitungswerkzeugeErsatzteile für RohrbearbeitungswerkzeugeWerkzeuge für Geberit MeplaErsatzteile für Werkzeuge für Geberit MeplaHandpresswerkzeugeErsatzteile für
HandpresswerkzeugePresswerkzeuge Kompatibilität [1]Ersatzteile für Presswerkzeuge Kompatibilität [1]Presswerkzeuge Kompatibilität [2]Ersatzteile für Presswerkzeuge Kompatibilität
[2]RohrbearbeitungswerkzeugeErsatzteile für RohrbearbeitungswerkzeugeAbpressstopfenErsatzteile für AbpressstopfenPrüfmittelZubehörWerkzeuge für Geberit MapressErsatzteile für Werkzeuge für Geberit